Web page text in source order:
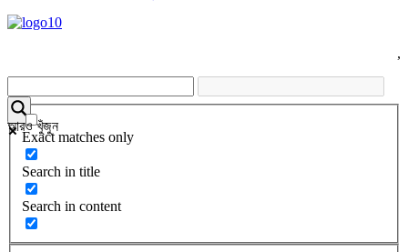
,
আরও খুঁজুন
Exact matches only
Search in title
Search in content